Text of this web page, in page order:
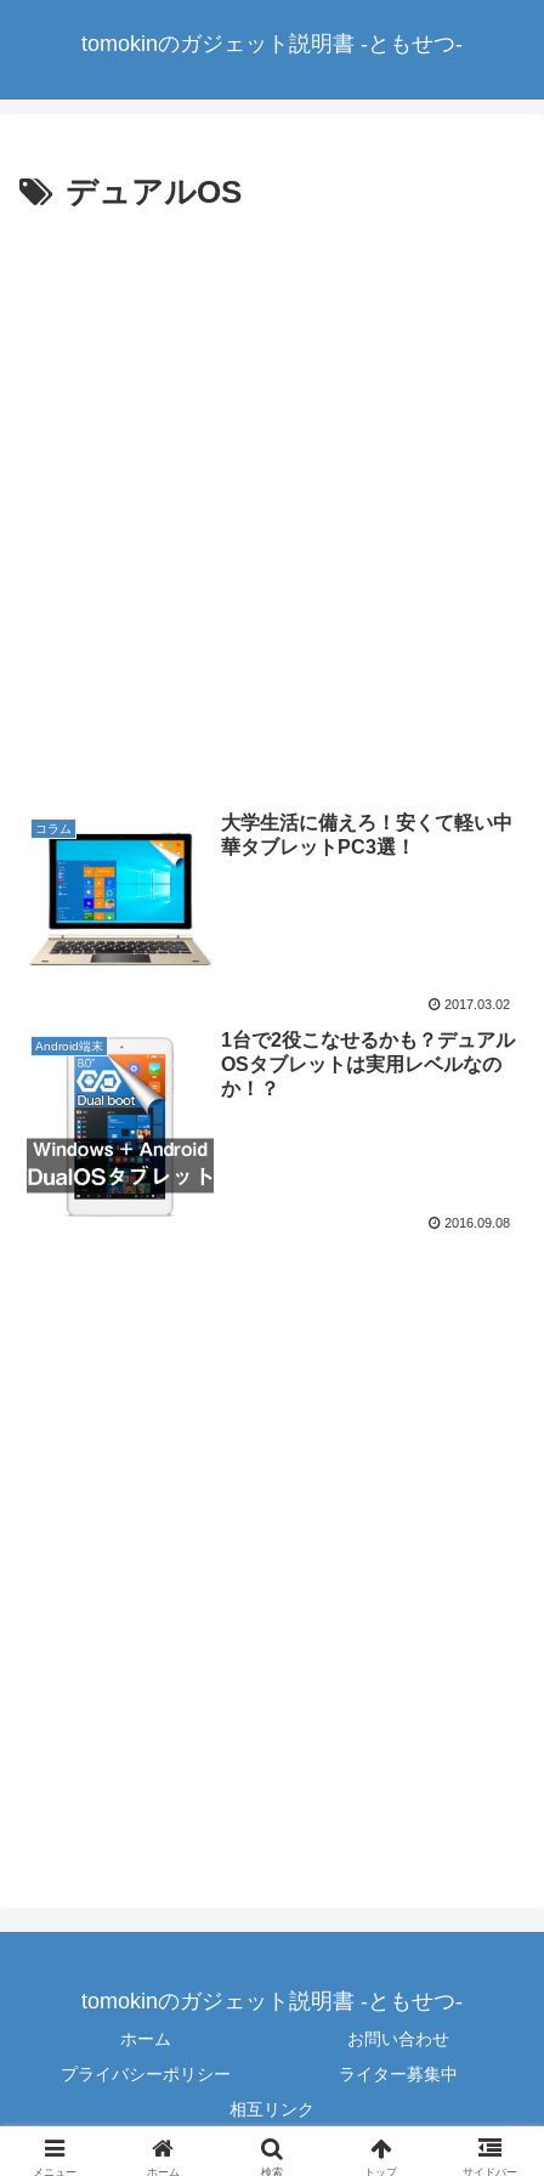
tomokinのガジェット説明書 -ともせつ-
デュアルOS
コラム
大学生活に備えろ！安くて軽い中
華タブレットPC3選！
2017.03.02
Android端末
1台で2役こなせるかも？デュアル
OSタブレットは実用レベルなの
か！？
2016.09.08
tomokinのガジェット説明書 -ともせつ-
ホーム
お問い合わせ
プライバシーポリシー
ライター募集中
相互リンク
© 2014-2026 tomokinのガジェット説明書 -ともせつ-.
メニュー ホーム 検索 トップ サイドバー